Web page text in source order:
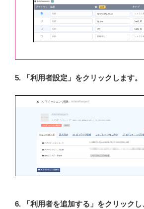
5. 「利用者設定」をクリックします。
6. 「利用者を追加する」をクリックし